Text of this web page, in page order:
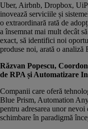
Uber, Airbnb, Dropbox,
inovează serviciile și
o extraordinară rată de
a însemnat mai mult decât
exact, să identifici noi
produse noi, arată o analiză
Răzvan Popescu,
de RPA și Automatizare
Companii care oferă
Blue Prism, Automation
pentru adresarea unor nevoi
schimbare în paradigmă